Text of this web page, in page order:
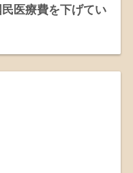
医療費を下げてい